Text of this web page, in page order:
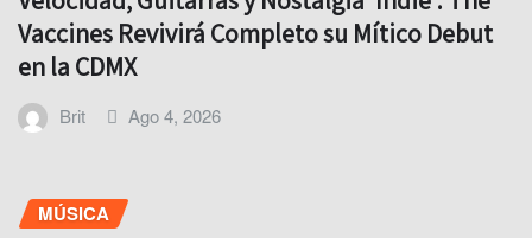
Vaccines Revivirá Completo su Mítico Debut
en la CDMX
Brit Ago 4, 2026
MÚSICA